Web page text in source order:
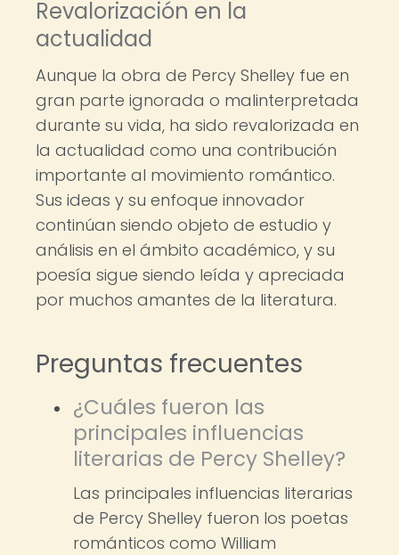
Revalorización en la
actualidad
Aunque la obra de Percy Shelley fue en
gran parte ignorada o malinterpretada
durante su vida, ha sido revalorizada en
la actualidad como una contribución
importante al movimiento romántico.
Sus ideas y su enfoque innovador
continúan siendo objeto de estudio y
análisis en el ámbito académico, y su
poesía sigue siendo leída y apreciada
por muchos amantes de la literatura.
Preguntas frecuentes
¿Cuáles fueron las
principales influencias
literarias de Percy Shelley?
Las principales influencias literarias
de Percy Shelley fueron los poetas
románticos como William